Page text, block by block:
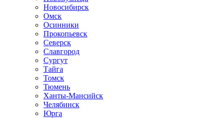
Новосибирск
Омск
Осинники
Прокопьевск
Северск
Славгород
Сургут
Тайга
Томск
Тюмень
Ханты-Мансийск
Челябинск
Юрга